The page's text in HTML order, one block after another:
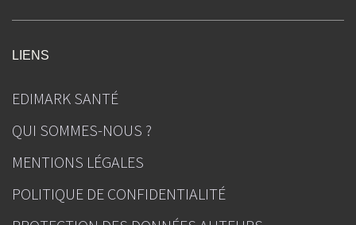
LIENS
EDIMARK SANTÉ
QUI SOMMES-NOUS ?
MENTIONS LÉGALES
POLITIQUE DE CONFIDENTIALITÉ